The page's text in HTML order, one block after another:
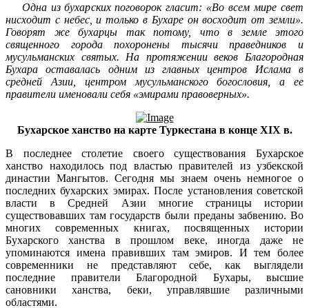
Одна из бухарских поговорок гласит: «Во всем мире свет
нисходит с небес, и только в Бухаре он восходит от земли».
Говорят же бухарцы так потому, что в земле этого
священного города похоронены тысячи праведников и
мусульманских святых. На протяжении веков Благородная
Бухара оставалась одним из главных центров Ислама в
средней Азии, центром мусульманского богословия, а ее
правители именовали себя «эмирами правоверных».
Бухарское ханство на карте Туркестана в конце XIX в.
В последнее столетие своего существования Бухарское
ханство находилось под властью правителей из узбекской
династии Мангытов. Сегодня мы знаем очень немногое о
последних бухарских эмирах. После установления советской
власти в Средней Азии многие страницы истории
существовавших там государств были преданы забвению. Во
многих современных книгах, посвященных истории
Бухарского ханства в прошлом веке, иногда даже не
упоминаются имена правивших там эмиров. И тем более
современники не представляют себе, как выглядели
последние правители Благородной Бухары, высшие
сановники ханства, беки, управлявшие различными
областями.